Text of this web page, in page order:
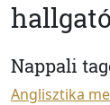
Nappali
Anglisztika